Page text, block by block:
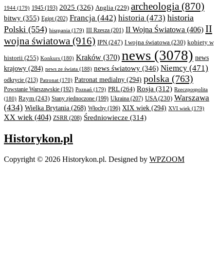
1944 (179) 1945 (193) 2025 (326) Anglia (229) archeologia (870)
bitwy (355) Egipt(202) Francja (442) historia (473) historia
Polski (554) hiszpania (179) III Rzesza (201) II Wojna Światowa (406) II
wojna światowa (916) IPN (247) I wojna światowa (230) kobiety w
historii (255) Konkurs (180) Kraków (370) news (3078) news
krajowy (284) news ze świata (188) news światowy (346) Niemcy (471)
odkrycie (213) Patronat (170) Patronat medialny (294) polska (763)
Powstanie Warszawskie (192) Poznań (179) PRL(264) Rosja (312) Rzeczpospolita
(180) Rzym (243) Stany zjednoczone (199) Ukraina (207) USA(230) Warszawa
(434) Wielka Brytania (268) Włochy (196) XIX wiek (294) XVI wiek (179)
XX wiek (404) ZSRR (208) Średniowiecze (314)
Historykon.pl
Copyright © 2026 Historykon.pl. Designed by WPZOOM